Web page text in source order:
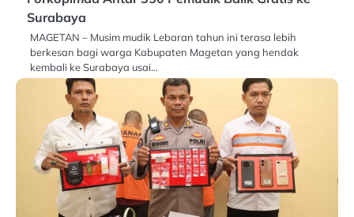
Surabaya
MAGETAN – Musim mudik Lebaran tahun ini terasa lebih
berkesan bagi warga Kabupaten Magetan yang hendak
kembali ke Surabaya usai…